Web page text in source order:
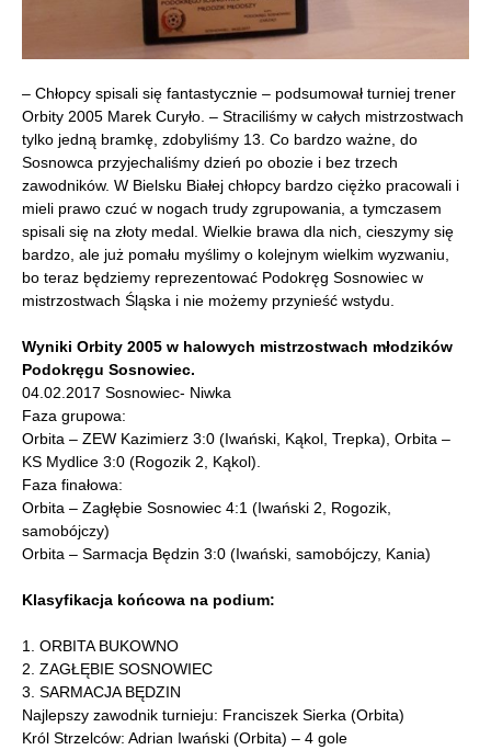
– Chłopcy spisali się fantastycznie – podsumował turniej trener
Orbity 2005 Marek Curyło. – Straciliśmy w całych mistrzostwach
tylko jedną bramkę, zdobyliśmy 13. Co bardzo ważne, do
Sosnowca przyjechaliśmy dzień po obozie i bez trzech
zawodników. W Bielsku Białej chłopcy bardzo ciężko pracowali i
mieli prawo czuć w nogach trudy zgrupowania, a tymczasem
spisali się na złoty medal. Wielkie brawa dla nich, cieszymy się
bardzo, ale już pomału myślimy o kolejnym wielkim wyzwaniu,
bo teraz będziemy reprezentować Podokręg Sosnowiec w
mistrzostwach Śląska i nie możemy przynieść wstydu.
Wyniki Orbity 2005 w halowych mistrzostwach młodzików
Podokręgu Sosnowiec.
04.02.2017 Sosnowiec- Niwka
Faza grupowa:
Orbita – ZEW Kazimierz 3:0 (Iwański, Kąkol, Trepka), Orbita –
KS Mydlice 3:0 (Rogozik 2, Kąkol).
Faza finałowa:
Orbita – Zagłębie Sosnowiec 4:1 (Iwański 2, Rogozik,
samobójczy)
Orbita – Sarmacja Będzin 3:0 (Iwański, samobójczy, Kania)
Klasyfikacja końcowa na podium:
1. ORBITA BUKOWNO
2. ZAGŁĘBIE SOSNOWIEC
3. SARMACJA BĘDZIN
Najlepszy zawodnik turnieju: Franciszek Sierka (Orbita)
Król Strzelców: Adrian Iwański (Orbita) – 4 gole